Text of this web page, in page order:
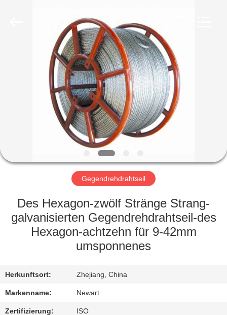
ZUHAUSE
PRODUKTE
UNS
WERKSFÜHRUNG
QUALITÄTSKONTROLLE
KONTAKTIEREN
UNS
manualhandwinch.com.
Gegendrehdrahtseil
Des Hexagon-zwölf Stränge Strang-
galvanisierten Gegendrehdrahtseil-des
Hexagon-achtzehn für 9-42mm
umsponnenes
Herkunftsort: Zhejiang, China
Markenname: Newart
Zertifizierung: ISO